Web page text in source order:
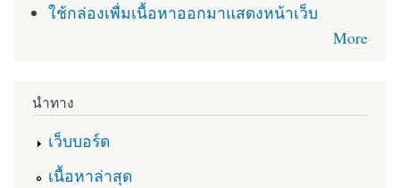
ใช้กล่องเพื่มเนื้อหาออกมาแสดงหน้าเว็บ
More
นำทาง
เว็บบอร์ด
เนื้อหาล่าสุด